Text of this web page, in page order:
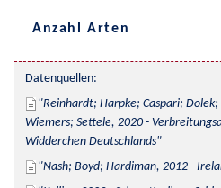
Anzahl Arten
Datenquellen:
Reinhardt; Harpke; Caspari; Dolek;
Wiemers; Settele, 2020 -
Widderchen Deutschlands
Nash; Boyd; Hardiman, 2012 -